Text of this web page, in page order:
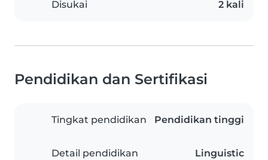
Disukai 2 kali
Pendidikan dan Sertifikasi
Tingkat pendidikan Pendidikan tinggi
Detail pendidikan Linguistic